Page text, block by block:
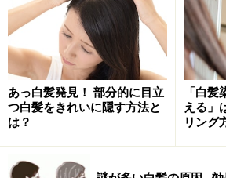
ソ・ホント [女性の白髪染め] All
女性の白髪にまつわるウソ
年齢を重ねるにつれて、気になって
あっ白髪発見！ 部分的に目立
つ白髪をきれいに隠す方法と
は？
「白
える」
リング